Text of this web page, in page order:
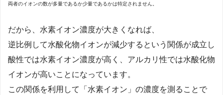
両者のイオンの数が多量であるか少量であるかは特定されません。
だから、水素イオン濃度が大きくなれば、
逆比例して水酸化物イオンが減少するという関係が成立し
酸性では水素イオン濃度が高く、アルカリ性では水酸化物
イオンが高いことになっています。
この関係を利用して「水素イオン」の濃度を測ることで